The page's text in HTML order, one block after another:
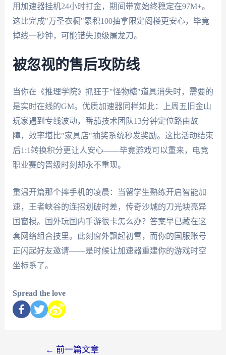
用加速器挂机24小时打金，期间带宽始终稳定在97M+。
这比完成"万圣衣橱"累积100抽拿限定阁楼更安心，毕竟
掉线一秒钟，可能错失顶级屠龙刀。
被忽视的售后攻防线
当你在《推理学院》抓狂于"怪物糖"道具消失时，需要的
是实时在线的GM。优质加速器同样如此：上周五旧金山
玩家遇到专线波动，番茄技术团队13分钟定位路由故
障，效率堪比"家具店"抽奖系统秒发奖励。这比活动结束
后1:1转换积分更让人安心——毕竟游戏可以重来，电竞
职业赛的晋级时刻却永不重现。
重温开篇那个摔手机的凌晨：当留学生熟练开启智能加
速，王者峡谷的连招划破时差，传奇沙城的刀光映亮异
国窗棂。国外玩国内手游很卡怎么办？答案早已藏在这
套网络组合技里。此刻窗外飘起初雪，而你的国服账号
正闪起好友邀请——是时候让加速器重建你的游戏时空
坐标系了。
Spread the love
← 前一篇文章